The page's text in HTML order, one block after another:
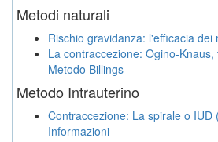
Metodi naturali
Rischio gravidanza: l'efficacia dei
La contraccezione: Ogino-
Metodo Billings
Metodo Intrauterino
Contraccezione: La spirale o IUD
Informazioni